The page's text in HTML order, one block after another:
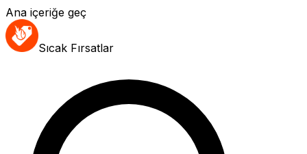
Ana içeriğe geç
Sıcak Fırsatlar